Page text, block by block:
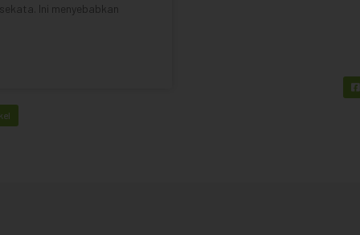
Ini menyebabkan